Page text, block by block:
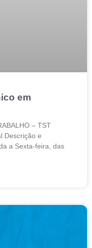
em
– TST
Descrição e
a Sexta-feira, das